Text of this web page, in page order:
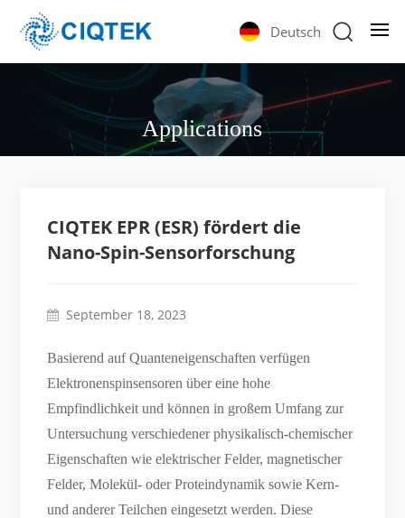
Deutsch
Applications
CIQTEK EPR (ESR) fördert die
Nano-Spin-Sensorforschung
September 18, 2023
Basierend auf Quanteneigenschaften verfügen
Elektronenspinsensoren über eine hohe
Empfindlichkeit und können in großem Umfang zur
Untersuchung verschiedener physikalisch-chemischer
Eigenschaften wie elektrischer Felder, magnetischer
Felder, Molekül- oder Proteindynamik sowie Kern-
und anderer Teilchen eingesetzt werden. Diese